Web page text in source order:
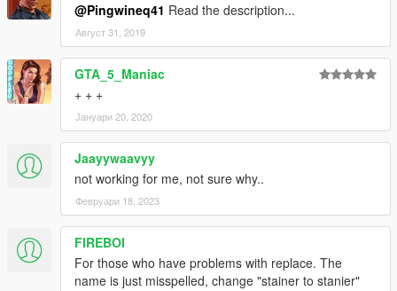
@Pingwineq41 Read the description...
Август 31, 2019
GTA_5_Maniac
+ + +
Јануари 20, 2020
Jaayywaavyy
not working for me, not sure why..
Февруари 18, 2023
FIREBOI
For those who have problems with replace. The
name is just misspelled, change "stainer to stanier"